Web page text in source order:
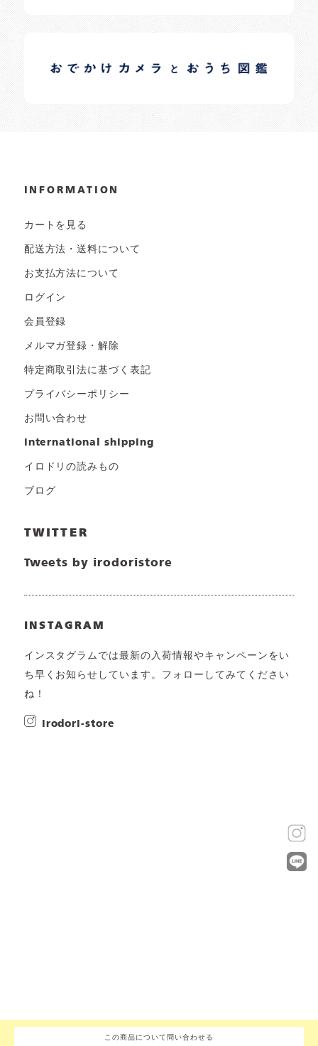
この商品について問い合わせる
日常の様子など随時更新中です。
INFORMATION
カートを見る
配送方法・送料について
お支払方法について
ログイン
会員登録
メルマガ登録・解除
特定商取引法に基づく表記
プライバシーポリシー
お問い合わせ
international shipping
イロドリの読みもの
ブログ
TWITTER
Tweets by irodoristore
INSTAGRAM
インスタグラムでは最新の入荷情報やキャンペーンをい
ち早くお知らせしています。フォローしてみてください
ね！
irodori-store